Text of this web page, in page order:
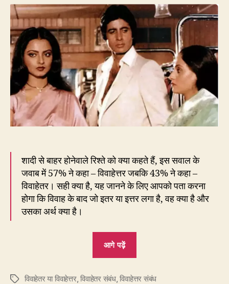
रिश्ता
क्या
–
शादी से बाहर होनेवाले रिश्ते को क्या कहते हैं, इस सवाल के
जवाब में 57% ने कहा – विवाहेत्तर जबकि 43% ने कहा –
विवाहेतर। सही क्या है, यह जानने के लिए आपको पता करना
होगा कि विवाह के बाद जो इतर या इत्तर लगा है, वह क्या है और
उसका अर्थ क्या है।
आगे पढ़ें
क्या
Tagsविवाहेतर या विवाहेत्तर,विवाहेतर संबंध,विवाहेत्तर संबंध